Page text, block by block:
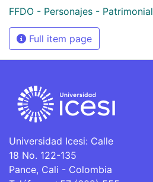
FFDO - Personajes - Patrimonial
Full item page
Universidad Icesi: Calle
18 No. 122-135
Pance, Cali - Colombia